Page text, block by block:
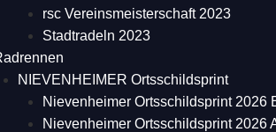
rsc Vereinsmeisterschaft 2023
Stadtradeln 2023
NIEVENHEIMER Ortsschildsprint
Nievenheimer Ortsschildsprint 2026
Nievenheimer Ortsschildsprint 2026